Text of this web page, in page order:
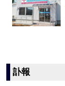
訃報